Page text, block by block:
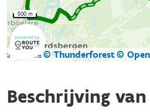
Kaartgegevens © Thunderforest©
500 m
Beschrijving